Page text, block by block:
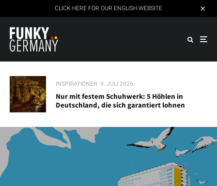
CLICK HERE FOR OUR ENGLISH WEBSITE
INSPIRATIONEN 9. JULI 2026
Nur mit festem Schuhwerk: 5 Höhlen in
Deutschland, die sich garantiert lohnen